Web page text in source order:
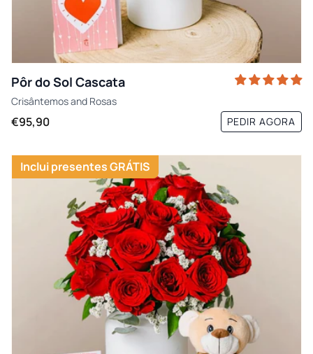
Pôr do Sol Cascata
Crisântemosand Rosas
€95,90 PEDIR AGORA
Inclui presentes GRÁTIS